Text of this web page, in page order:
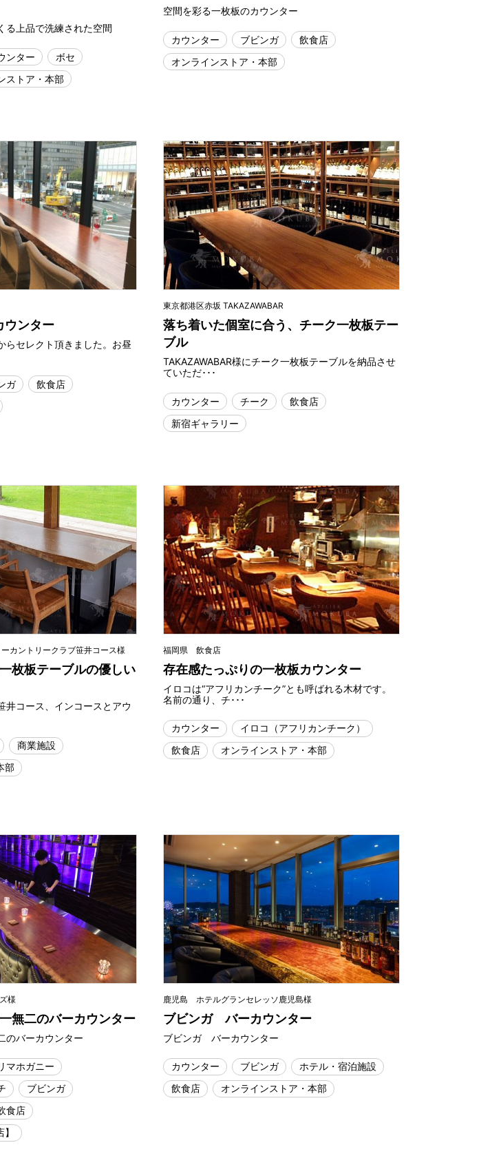
る上品で洗練された空間
ンター
ボセ
ストア・本部
空間を彩る一枚板のカウンター
カウンター ブビンガ
飲食店
オンラインストア・本部
ウンター
らセレクト頂きました。お昼
ガ
飲食店
東京都港区赤坂 TAKAZAWABAR
落ち着いた個室に合う、チーク一枚板テー
ブル
TAKAZAWABAR様にチーク一枚板テーブルを納品させ
ていただ･･･
カウンター チーク
飲食店
新宿ギャラリー
カントリークラブ笹井コース様
枚板テーブルの優しい
井コース、インコースとアウ
商業施設
部
福岡県 飲食店
存在感たっぷりの一枚板カウンター
イロコは“アフリカンチーク”とも呼ばれる木材です。
名前の通り、チ･･･
カウンター
イロコ（アフリカンチーク）
飲食店
オンラインストア・本部
様
無二のバーカウンター
のバーカウンター
マホガニー
ブビンガ
食店
鹿児島 ホテルグランセレッソ鹿児島様
ブビンガ バーカウンター
ブビンガ バーカウンター
カウンター ブビンガ
ホテル・宿泊施設
飲食店
オンラインストア・本部